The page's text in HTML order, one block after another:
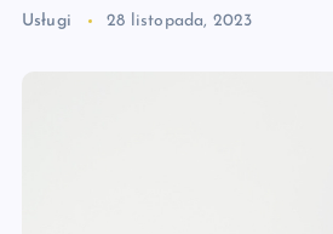
Usługi 28 listopada, 2023